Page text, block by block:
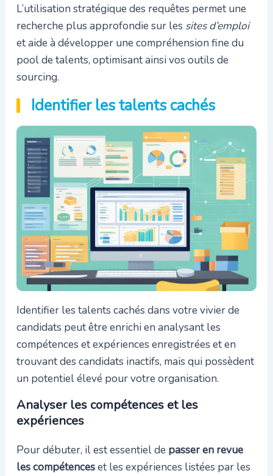
L’utilisation stratégique des requêtes permet une
recherche plus approfondie sur les sites d’emploi
et aide à développer une compréhension fine du
pool de talents, optimisant ainsi vos outils de
sourcing.
Identifier les talents cachés
Identifier les talents cachés dans votre vivier de
candidats peut être enrichi en analysant les
compétences et expériences enregistrées et en
trouvant des candidats inactifs, mais qui possèdent
un potentiel élevé pour votre organisation.
Analyser les compétences et les
expériences
Pour débuter, il est essentiel de passer en revue
les compétenceset les expériences listées par les